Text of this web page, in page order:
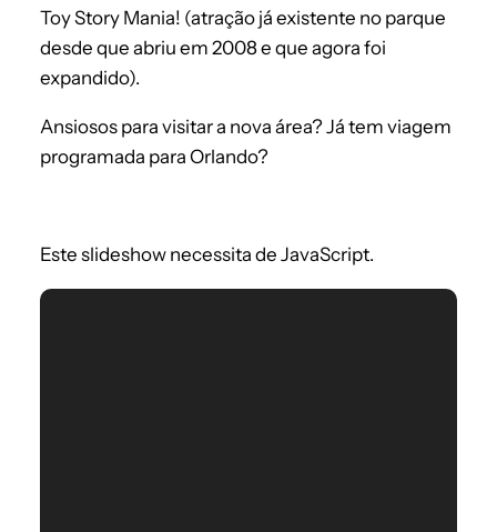
Toy Story Mania! (atração já existente no parque
desde que abriu em 2008 e que agora foi
expandido).
Ansiosos para visitar a nova área? Já tem viagem
programada para Orlando?
Este slideshow necessita de JavaScript.